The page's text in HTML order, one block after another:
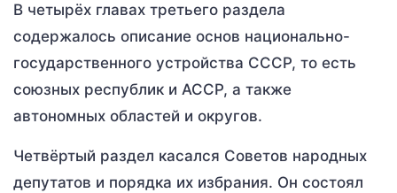
В четырёх главах третьего раздела
содержалось описание основ национально-
государственного устройства СССР, то есть
союзных республик и АССР, а также
автономных областей и округов.
Четвёртый раздел касался Советов народных
депутатов и порядка их избрания. Он состоял